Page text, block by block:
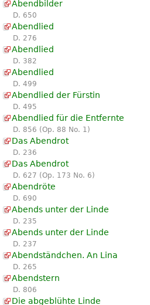
Abendbilder
D. 650
Abendlied
D. 276
Abendlied
D. 382
Abendlied
D. 499
Abendlied der Fürstin
D. 495
Abendlied für die Entfernte
D. 856 (Op. 88 No. 1)
Das Abendrot
D. 236
Das Abendrot
D. 627 (Op. 173 No. 6)
Abendröte
D. 690
Abends unter der Linde
D. 235
Abends unter der Linde
D. 237
Abendständchen. An Lina
D. 265
Abendstern
D. 806
Die abgeblühte Linde